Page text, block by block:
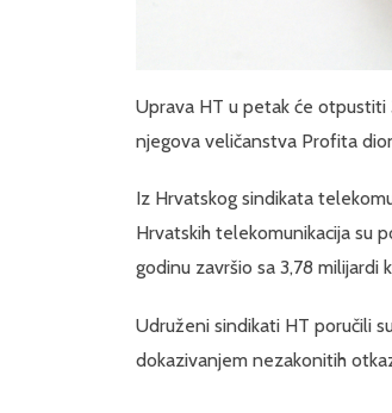
Uprava HT u petak će
njegova veličanstva Profita
Iz Hrvatskog sindikata
Hrvatskih telekomunikacija su
godinu završio sa 3,78
Udruženi sindikati HT poručili
dokazivanjem nezakonitih